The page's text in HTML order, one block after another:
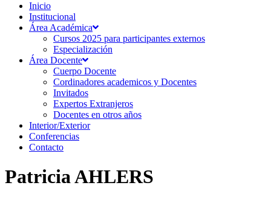
Inicio
Institucional
Área Académica
Cursos 2025 para participantes externos
Especialización
Área Docente
Cuerpo Docente
Cordinadores academicos y Docentes
Invitados
Expertos Extranjeros
Docentes en otros años
Interior/Exterior
Conferencias
Contacto
Patricia AHLERS